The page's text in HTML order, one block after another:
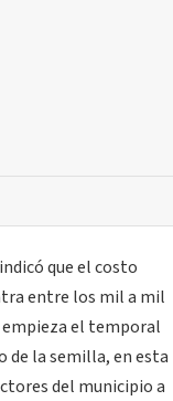
que el costo
entre los mil a mil
empieza el temporal
de la semilla, en esta
del municipio a